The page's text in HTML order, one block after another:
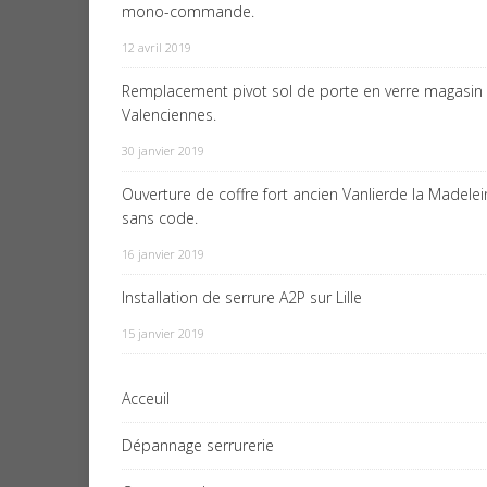
mono-commande.
12 avril 2019
Remplacement pivot sol de porte en verre magasin
Valenciennes.
30 janvier 2019
Ouverture de coffre fort ancien Vanlierde la
sans code.
16 janvier 2019
Installation de serrure A2P sur Lille
15 janvier 2019
Acceuil
Dépannage serrurerie